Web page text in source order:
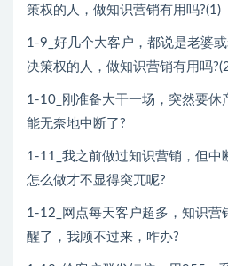
策权的人，做知识营销有用吗?(1)
1-9_好几个大客户，都说是老婆
决策权的人，做知识营销有用吗
1-10_刚准备大干一场，突然要休
能无奈地中断了?
1-11_我之前做过知识营销，但中
怎么做才不显得突兀呢?
1-12_网点每天客户超多，知识营
醒了，我顾不过来，咋办?